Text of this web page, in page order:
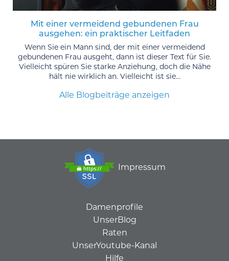
Mit einer vermeidend gebundenen Frau
ausgehen: ein praktischer Leitfaden
Wenn Sie ein Mann sind, der mit einer vermeidend
gebundenen Frau ausgeht, dann ist dieser Text für Sie.
Vielleicht spüren Sie starke Anziehung, doch die Nähe
hält nie wirklich an. Vielleicht ist sie...
Alle Blogbeiträge anzeigen
Impressum
Damenprofile
UnserBlog
Raten
UnserYoutube-Kanal
Hilfe